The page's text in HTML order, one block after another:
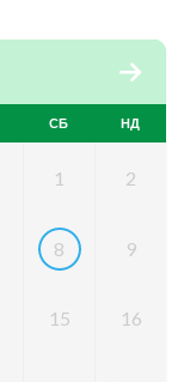
СБ НД
1 2
8 9
15 16